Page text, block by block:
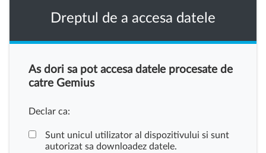
Dreptul de a accesa datele
As dori sa pot accesa datele procesate de
catre Gemius
Declar ca:
Sunt unicul utilizator al dispozitivului si sunt
autorizat sa downloadez datele.